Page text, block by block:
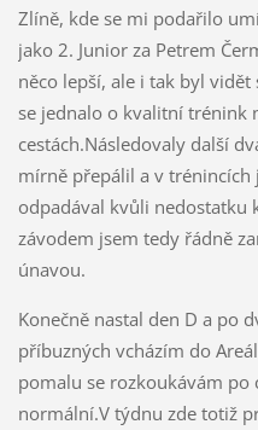
Zlíně, kde se mi podařilo
jako 2. Junior za Petrem
něco lepší, ale i tak byl
se jednalo o kvalitní trénink
cestách.Následovaly další
mírně přepálil a v trénincích
odpadával kvůli nedostatku
závodem jsem tedy řádně
únavou.
Konečně nastal den D a po
příbuzných vcházím do
pomalu se rozkoukávám po
normální.V týdnu zde totiž